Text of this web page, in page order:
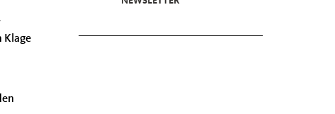
Klage